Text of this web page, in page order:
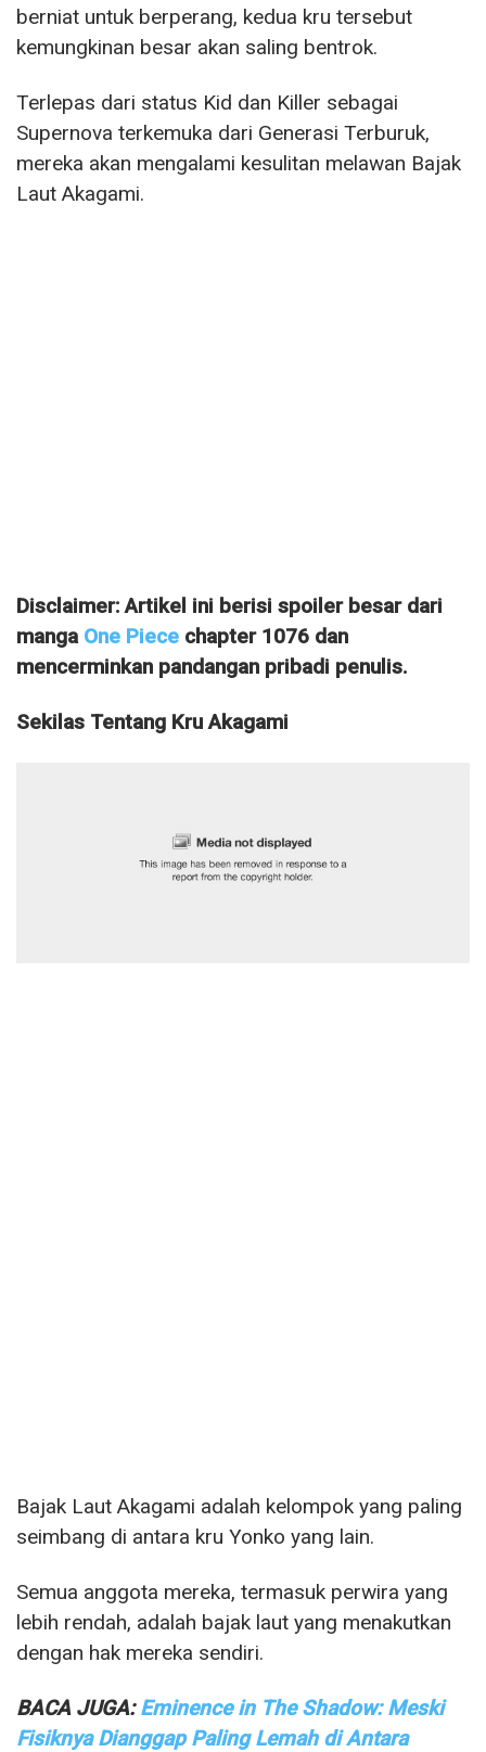
berniat untuk berperang, kedua kru tersebut
kemungkinan besar akan saling bentrok.
Terlepas dari status Kid dan Killer sebagai
Supernova terkemuka dari Generasi Terburuk,
mereka akan mengalami kesulitan melawan Bajak
Laut Akagami.
Disclaimer: Artikel ini berisi spoiler besar dari
manga One Piece chapter 1076 dan
mencerminkan pandangan pribadi penulis.
Sekilas Tentang Kru Akagami
Bajak Laut Akagami adalah kelompok yang paling
seimbang di antara kru Yonko yang lain.
Semua anggota mereka, termasuk perwira yang
lebih rendah, adalah bajak laut yang menakutkan
dengan hak mereka sendiri.
BACA JUGA:Eminence in The Shadow: Meski
Fisiknya Dianggap Paling Lemah di Antara